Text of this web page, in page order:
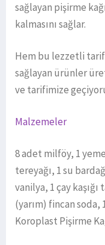
sağlayan pişirme
kalmasını sağlar.
Hem bu lezzetli
sağlayan ürünler
ve tarifimize
Malzemeler
8 adet milföy, 1
tereyağı, 1 su
vanilya, 1 çay kaşığı
(yarım) fincan soda,
Koroplast Pişirme